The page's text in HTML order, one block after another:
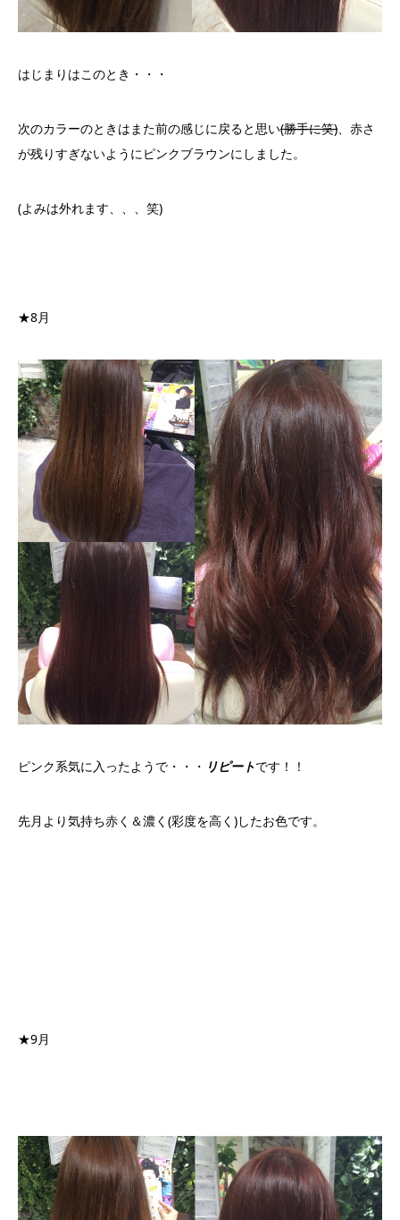
はじまりはこのとき・・・
次のカラーのときはまた前の感じに戻ると思い(勝手に笑)、赤さ
が残りすぎないようにピンクブラウンにしました。
(よみは外れます、、、笑)
★8月
ピンク系気に入ったようで・・・ リピートです！！
先月より気持ち赤く＆濃く(彩度を高く)したお色です。
★9月